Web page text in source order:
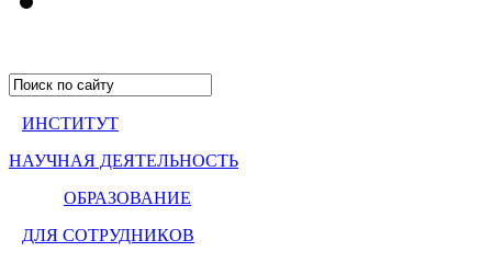
ИНСТИТУТ
НАУЧНАЯ ДЕЯТЕЛЬНОСТЬ
ОБРАЗОВАНИЕ
ДЛЯ СОТРУДНИКОВ